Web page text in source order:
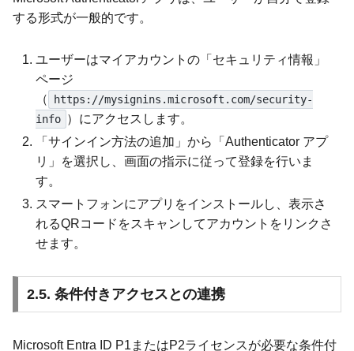
する形式が一般的です。
ユーザーはマイアカウントの「セキュリティ情報」
ページ
（
https://mysignins.microsoft.com/security-
info ）にアクセスします。
「サインイン方法の追加」から「Authenticator アプ
リ」を選択し、画面の指示に従って登録を行いま
す。
スマートフォンにアプリをインストールし、表示さ
れるQRコードをスキャンしてアカウントをリンクさ
せます。
2.5. 条件付きアクセスとの連携
Microsoft Entra ID P1またはP2ライセンスが必要な条件付